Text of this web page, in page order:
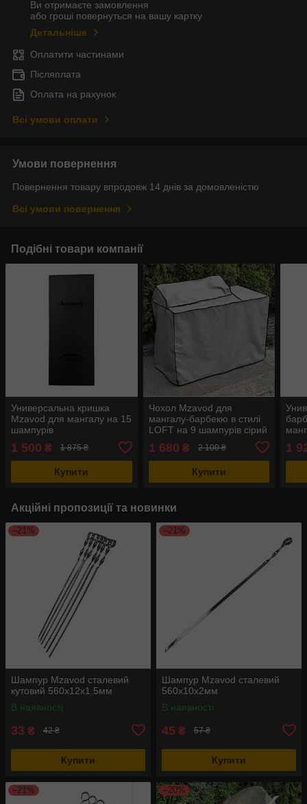
Ви отримаєте замовлення
або гроші повернуться на вашу картку
Детальніше
Оплатити частинами
Післяплата
Оплата на рахунок
Всі умови оплати
Умови повернення
Повернення товару впродовж 14 днів за домовленістю
Всі умови повернення
Подібні товари компанії
Универсальна кришка
Mzavod для мангалу на 15
шампурів
1 500 ₴ 1 875 ₴
Купити
Чохол Mzavod для
мангалу-барбекю в стилі
LOFT на 9 шампурів сірий
1 680 ₴ 2 100 ₴
Купити
1
Акційні пропозиції та новинки
–21%
Шампур Mzavod сталевий
кутовий 560х12х1.5мм
В наявності
33 ₴ 42 ₴
Купити
–21%
Шампур Mzavod сталевий
560х10х2мм
В наявності
45 ₴ 57 ₴
Купити
–21% –20%